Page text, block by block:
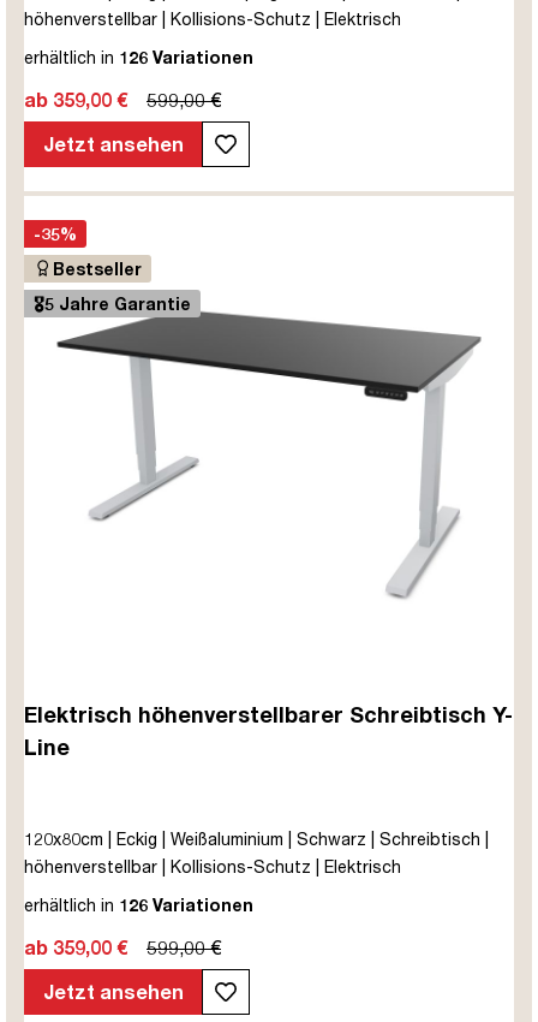
höhenverstellbar | Kollisions-Schutz | Elektrisch
höhenverstellbar | Kindersicherung | Metall | Holz |
Herstellergarantie | unmontiert | TÜV© mobiles Arbeiten | bis
zu 80 kg | Y-Line | Steckertyp C
erhältlich in 126 Variationen
ab 359,00 €
599,00 €
Jetzt ansehen
-35%
Bestseller
🎖️5 Jahre Garantie
Elektrisch höhenverstellbarer Schreibtisch Y-
Line
120x80cm | Eckig | Weißaluminium | Schwarz | Schreibtisch |
höhenverstellbar | Kollisions-Schutz | Elektrisch
höhenverstellbar | Kindersicherung | Metall | Holz |
unmontiert | TÜV© mobiles Arbeiten | bis zu 80 kg | Y-Line |
erhältlich in 126 Variationen
ab 359,00 €
599,00 €
Jetzt ansehen